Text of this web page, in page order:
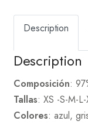
Description
Description
Composición:
Tallas: XS -S-M-
Colores: azul,